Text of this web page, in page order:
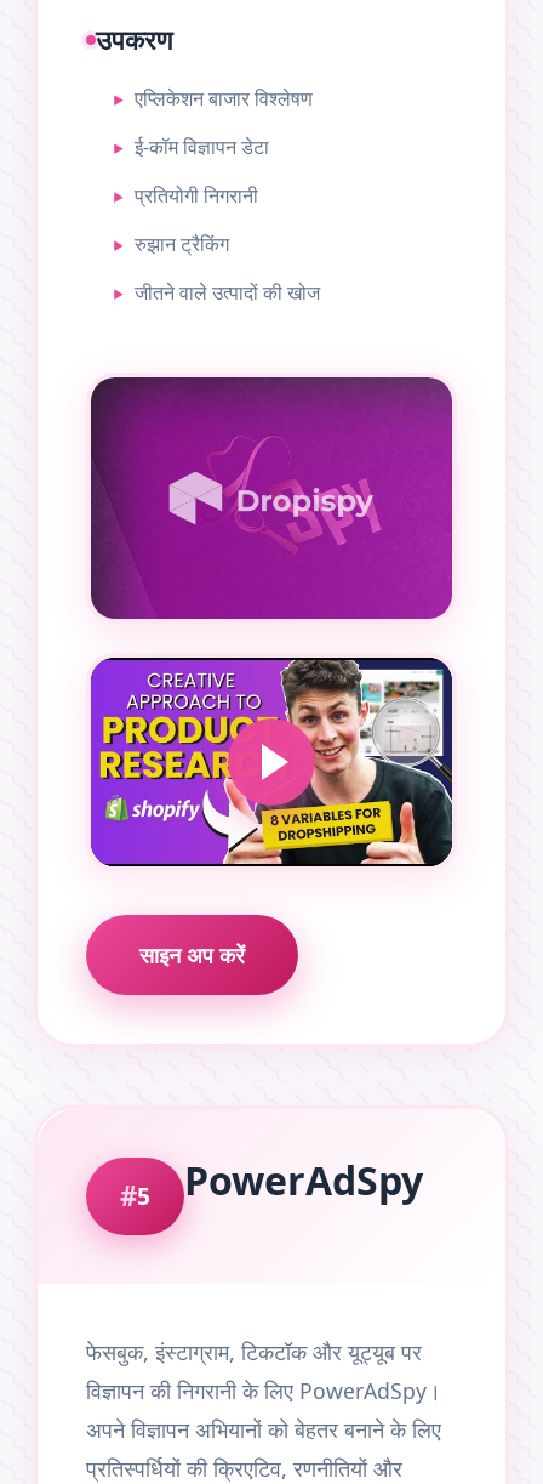
उपकरण
एप्लिकेशन बाजार विश्लेषण
ई-कॉम विज्ञापन डेटा
प्रतियोगी निगरानी
रुझान ट्रैकिंग
जीतने वाले उत्पादों की खोज
साइन अप करें
5 PowerAdSpy
फेसबुक, इंस्टाग्राम, टिकटॉक और यूट्यूब पर
विज्ञापन की निगरानी के लिए PowerAdSpy।
अपने विज्ञापन अभियानों को बेहतर बनाने के लिए
प्रतिस्पर्धियों की क्रिएटिव, रणनीतियों और